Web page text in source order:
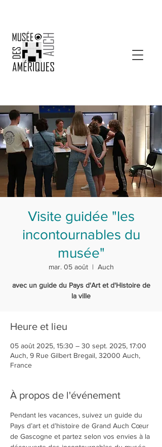
Visite guidée "les
incontournables du
musée"
mar. 05 août
  |
Auch
avec un guide du Pays d'Art et d'Histoire de
la ville
Heure et lieu
05 août 2025, 15:30 – 30 sept. 2025, 17:00
Auch, 9 Rue Gilbert Bregail, 32000 Auch,
France
À propos de l'événement
Pendant les vacances, suivez un guide du
Pays d’art et d’histoire de Grand Auch Cœur
de Gascogne et partez selon vos envies à la